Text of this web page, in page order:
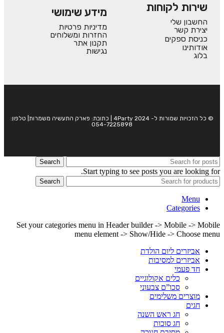
שירות לקוחות
החשבון שלי
יצירת קשר
כניסת ספקים
אודותינו
בלוג
מידע שימושי
מדיניות פרטיות
החזרות ומשלוחים
תקנון אתר
נגישות
© כל הזכויות שמורות ל- 4Party 2024 | כתובת: פארק התעשיה משמרות| טלפון:
054-7225898
Search
Start typing to see posts you are looking for.
Search
Menu
Categories
Set your categories menu in Header builder -> Mobile -> Mobile
menu element -> Show/Hide -> Choose menu
אביזרים ליום הולדת
אביזרים למסיבות
חד פעמי
כלים אקולוגיים
סכו”ם צבעוני
מוצרים משלימים
חגים
חג ראש השנה
חג סוכות